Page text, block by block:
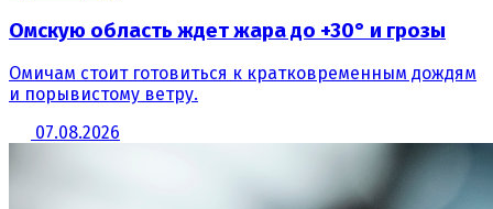
Омскую область ждет жара до +30° и грозы
Омичам стоит готовиться к кратковременным дождям
и порывистому ветру.
07.08.2026